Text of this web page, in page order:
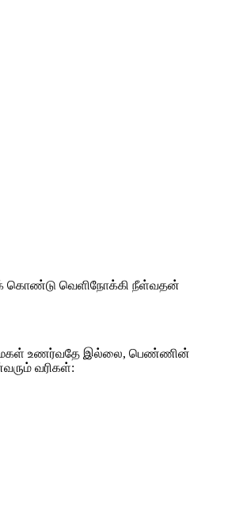
கொண்டு வெளிநோக்கி நீள்வதன்
உணர்வதே இல்லை, பெண்ணின்
வரிகள்: